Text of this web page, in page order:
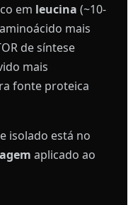
em leucina (~10-
mais
de síntese
mais
fonte proteica
isolado está no
aplicado ao